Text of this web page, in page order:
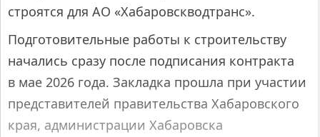
строятся для АО «Хабаровскводтранс».
Подготовительные работы к строительству
начались сразу после подписания контракта
в мае 2026 года. Закладка прошла при участии
представителей правительства Хабаровского
края, администрации Хабаровска